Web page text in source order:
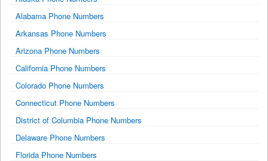
Alabama Phone Numbers
Arkansas Phone Numbers
Arizona Phone Numbers
California Phone Numbers
Colorado Phone Numbers
Connecticut Phone Numbers
District of Columbia Phone Numbers
Delaware Phone Numbers
Florida Phone Numbers